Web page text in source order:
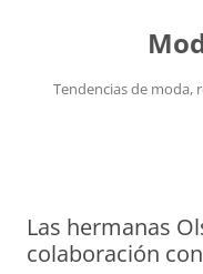
Tendencias de moda,
Las hermanas
colaboración